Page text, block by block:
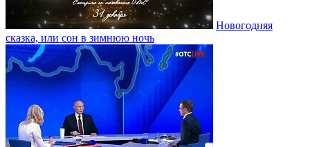
Новогодняя
сказка, или сон в зимнюю ночь